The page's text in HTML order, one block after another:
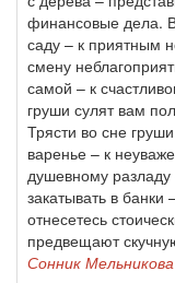
финансовые дела.
саду – к приятным
смену
самой – к
груши сулят вам
Трясти во сне
варенье – к
душевному разладу
закатывать в
отнесетесь
предвещают
Сонник Мельникова